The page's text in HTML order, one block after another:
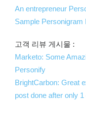
An entrepreneur
Sample
고객 리뷰 게시물 :
Marketo: Some
Personify
BrightCarbon: Great
post done after only